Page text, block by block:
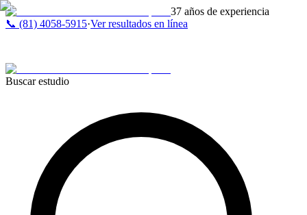
37 años de experiencia
📞 (81) 4058-5915·Ver resultados en línea
Buscar estudio